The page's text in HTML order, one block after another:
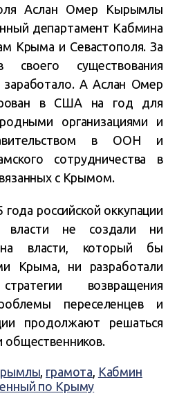
Аслан Омер Кырымлы
департамент Кабмина
Крыма и Севастополя. За
своего существования
А Аслан Омер
в США на год для
организациями и
в ООН и
сотрудничества в
с Крымом.
российской оккупации
власти не создали ни
власти, который бы
Крыма, ни разработали
возвращения
переселенцев и
продолжают решаться
общественников.
грамота Кабмин
по Крыму